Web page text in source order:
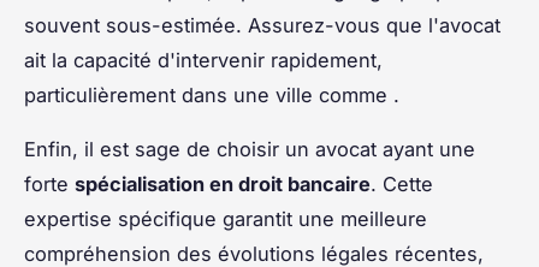
souvent sous-estimée. Assurez-vous que l'avocat
ait la capacité d'intervenir rapidement,
particulièrement dans une ville comme .
Enfin, il est sage de choisir un avocat ayant une
forte spécialisation en droit bancaire. Cette
expertise spécifique garantit une meilleure
compréhension des évolutions légales récentes,